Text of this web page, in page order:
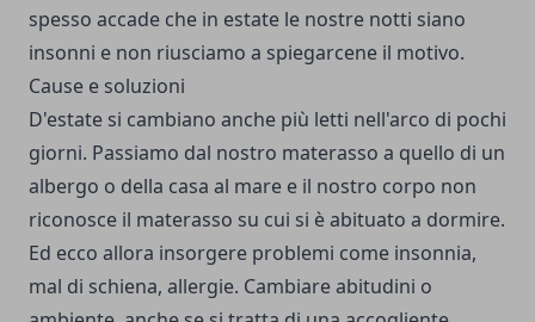
spesso accade che in estate le nostre notti siano
insonni e non riusciamo a spiegarcene il motivo.
Cause e soluzioni
D'estate si cambiano anche più letti nell'arco di pochi
giorni. Passiamo dal nostro materasso a quello di un
albergo o della casa al mare e il nostro corpo non
riconosce il materasso su cui si è abituato a dormire.
Ed ecco allora insorgere problemi come insonnia,
mal di schiena, allergie. Cambiare abitudini o